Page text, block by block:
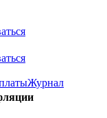
Журнал